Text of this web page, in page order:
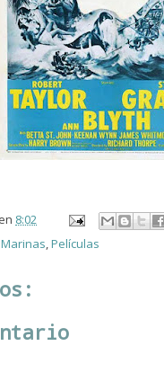
en 8:02
Marinas,Películas